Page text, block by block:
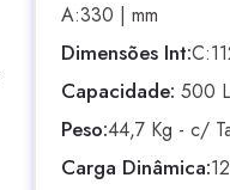
A:330 | mm
Dimensões Int:
Capacidade: 500 L
Peso:44,7 Kg - c/
Carga Dinâmica: